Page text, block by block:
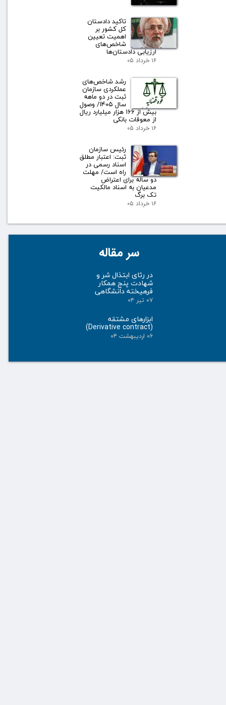
تاکید دادستان
کل کشور بر
اهمیت تعیین
شاخص‌های
ارزیابی دادستان‌ها
۱۶ خرداد ۰۵
رشد شاخص‌های
عملکردی سازمان
ثبت در دو ماهه
سال ۱۴۰۵/ وصول
بیش از ۱۶۶ هزار میلیارد ریال
از معوقات بانکی
۱۶ خرداد ۰۵
رئیس سازمان
ثبت: اعتبار مطلق
اسناد رسمی در
راه است/ مهلت
دو ساله برای اعتراض
مدعیان به اسناد مالکیت
تک برگ
۱۶ خرداد ۰۵
سر مقاله
در رثای ابتذال شر و
شهادت پنج همکار
فرهیخته دانشگاهی
۰۷ تیر ۰۴
ابزارهای مشتقه
(Derivative contract)
۰۶ اردیبهشت ۰۴